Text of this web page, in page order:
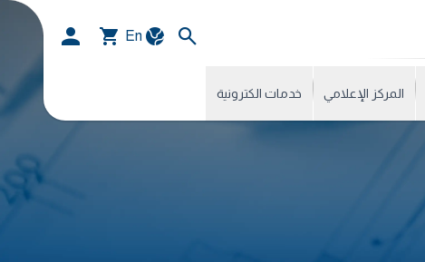
En
المركز الإعلامي خدمات الكترونية